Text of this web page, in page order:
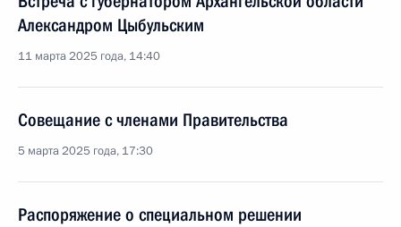
Александром Цыбульским
11 марта 2025 года, 14:40
Совещание с членами Правительства
5 марта 2025 года, 17:30
Распоряжение о специальном решении